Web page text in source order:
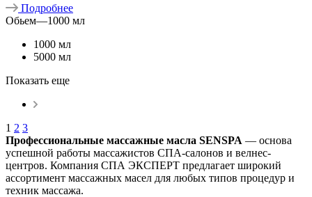
Подробнее
Обьем—1000 мл
1000 мл
5000 мл
Показать еще
1 2 3
Профессиональные массажные масла SENSPA — основа
успешной работы массажистов СПА-салонов и велнес-
центров. Компания СПА ЭКСПЕРТ предлагает широкий
ассортимент массажных масел для любых типов процедур и
техник массажа.